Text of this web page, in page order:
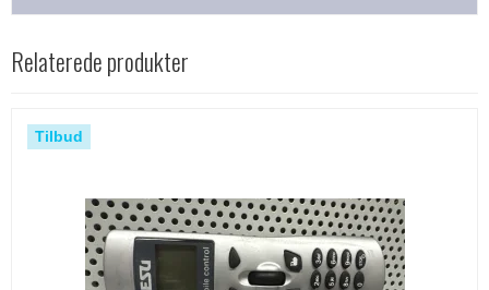
Relaterede produkter
Tilbud